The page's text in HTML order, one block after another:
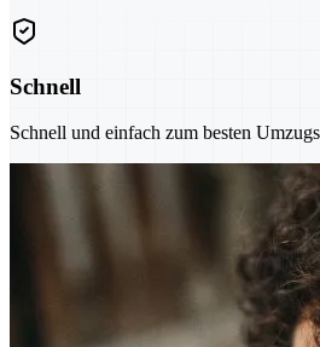
Schnell
Schnell und einfach zum besten